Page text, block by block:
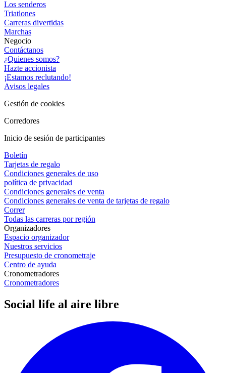
Los senderos
Triatlones
Carreras divertidas
Marchas
Negocio
Contáctanos
¿Quienes somos?
Hazte accionista
¡Estamos reclutando!
Avisos legales
Gestión de cookies
Corredores
Inicio de sesión de participantes
Boletín
Tarjetas de regalo
Condiciones generales de uso
política de privacidad
Condiciones generales de venta
Condiciones generales de venta de tarjetas de regalo
Correr
Todas las carreras por región
Organizadores
Espacio organizador
Nuestros servicios
Presupuesto de cronometraje
Centro de ayuda
Cronometradores
Cronometradores
Social life al aire libre